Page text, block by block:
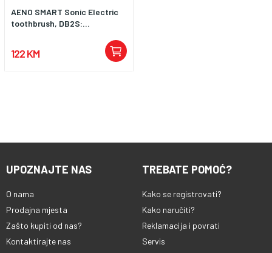
AENO SMART Sonic Electric
toothbrush, DB2S:...
122 KM
UPOZNAJTE NAS
O nama
Prodajna mjesta
Zašto kupiti od nas?
Kontaktirajte nas
TREBATE POMOĆ?
Kako se registrovati?
Kako naručiti?
Reklamacija i povrati
Servis